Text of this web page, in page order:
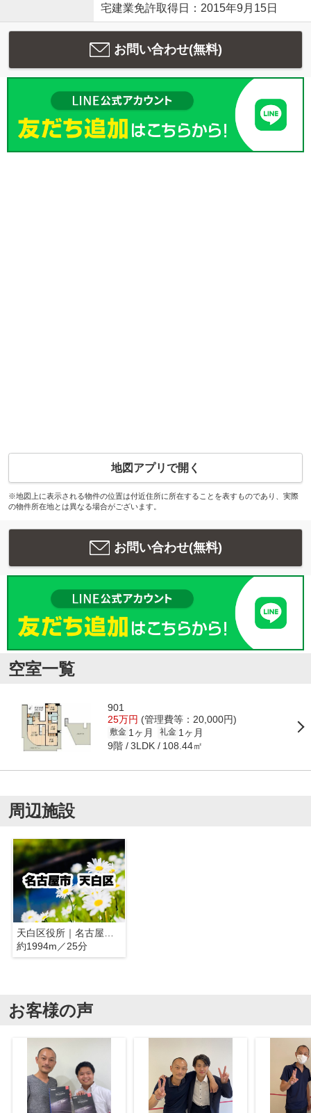
宅建業免許取得日：2015年9月15日
お問い合わせ(無料)
地図アプリで開く
※地図上に表示される物件の位置は付近住所に所在することを表すものであり、実際
の物件所在地とは異なる場合がございます。
お問い合わせ(無料)
空室一覧
901
25万円 (管理費等：20,000円)
敷金 1ヶ月 礼金 1ヶ月
9階 3LDK 108.44㎡
周辺施設
天白区役所｜名古屋市天白区
約1994m／25分
お客様の声